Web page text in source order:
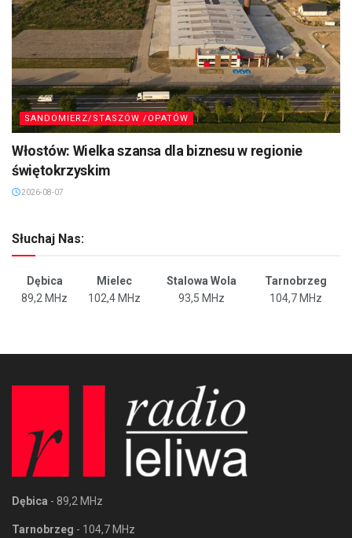
SANDOMIERZ/STASZÓW /OPATÓW
Włostów: Wielka szansa dla biznesu w regionie
świętokrzyskim
2026-08-07
Słuchaj Nas:
Dębica Mielec Stalowa Wola
Tarnobrzeg
89,2 MHz
102,4 MHz 93,5 MHz 104,7 MHz
Dębica - 89,2 MHz
Tarnobrzeg - 104,7 MHz